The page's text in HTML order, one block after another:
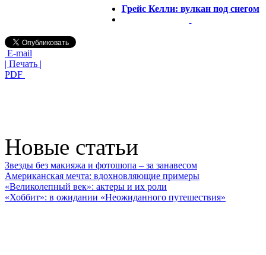
Грейс Келли: вулкан под снегом
E-mail
| Печать |
PDF
Новые статьи
Звезды без макияжа и фотошопа – за занавесом
Американская мечта: вдохновляющие примеры
«Великолепный век»: актеры и их роли
«Хоббит»: в ожидании «Неожиданного путешествия»